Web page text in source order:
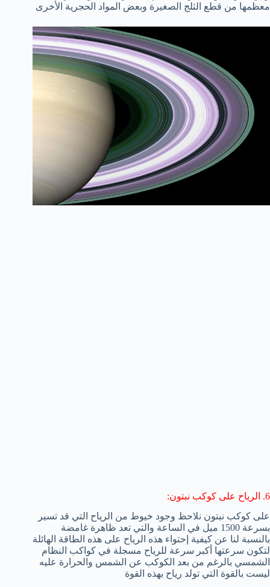
معظمها من قطع الثلج الصغيرة وبعض المواد الحجرية الأخرى
6. الرياح على كوكب نبتون:
على كوكب نبتون نلاحظ وجود خيوط من الرياح التي قد تسير
بسرعة 1500 ميل في الساعة والتي تعد ظاهرة غامضة
بالنسبة لنا عن كيفية إحتواء هذه الرياح على هذه الطاقة الهائلة
لتكون سرعتها أكبر سرعة للرياح مسجلة في كواكب النظام
الشمسي بالرغم من بعد الكوكب عن الشمس والحرارة عليه
ليست بالقوة التي تولد رياح بهذه القوة